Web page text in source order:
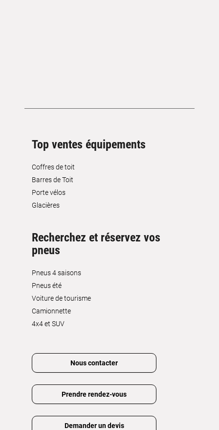
Top ventes équipements
Coffres de toit
Barres de Toit
Porte vélos
Glacières
Recherchez et réservez vos
pneus
Pneus 4 saisons
Pneus été
Voiture de tourisme
Camionnette
4x4 et SUV
Nous contacter
Prendre rendez-vous
Demander un devis